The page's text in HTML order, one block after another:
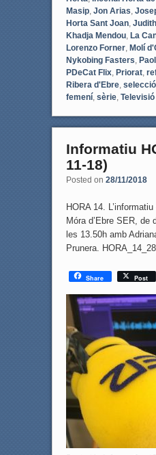
Masip, Jon Arias
Horta Sant Joan,
Khadja Mendou, La
Lorenzo Forner, Molí
Nykobing Fasters
PDeCat Flix, Priorat,
Ribera d'Ebre,
femení, sèrie,
Informatiu
11-18)
Posted on 28/11/2018
HORA 14.
Móra d’Ebre SER, de
les 13.50h amb
Prunera.
Share Post